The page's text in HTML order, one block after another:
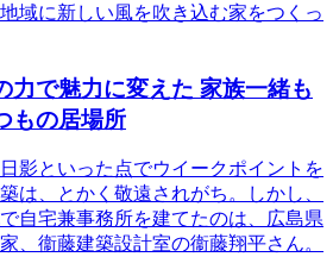
域に新しい風を吹き込む家をつくっ
力で魅力に変えた 家族一緒も
もの居場所
影といった点でウイークポイントを
は、とかく敬遠されがち。しかし、
自宅兼事務所を建てたのは、広島県
、衞藤建築設計室の衞藤翔平さん。